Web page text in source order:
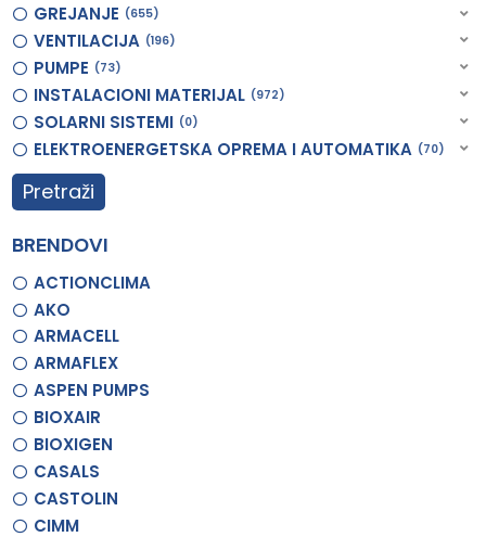
GREJANJE 655
VENTILACIJA 196
PUMPE 73
INSTALACIONI MATERIJAL 972
SOLARNI SISTEMI 0
ELEKTROENERGETSKA OPREMA I AUTOMATIKA 70
Pretraži
BRENDOVI
ACTIONCLIMA
AKO
ARMACELL
ARMAFLEX
ASPEN PUMPS
BIOXAIR
BIOXIGEN
CASALS
CASTOLIN
CIMM